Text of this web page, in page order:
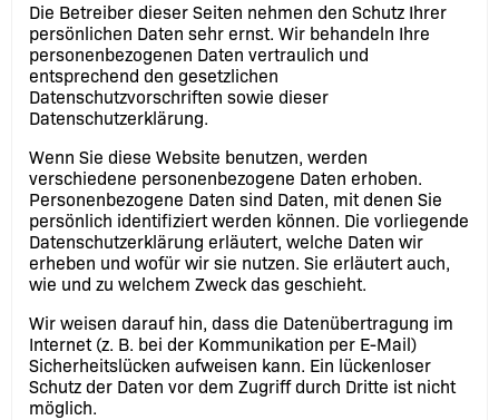
Die Betreiber dieser Seiten nehmen den Schutz Ihrer
persönlichen Daten sehr ernst. Wir behandeln Ihre
personenbezogenen Daten vertraulich und
entsprechend den gesetzlichen
Datenschutzvorschriften sowie dieser
Datenschutzerklärung.
Wenn Sie diese Website benutzen, werden
verschiedene personenbezogene Daten erhoben.
Personenbezogene Daten sind Daten, mit denen Sie
persönlich identifiziert werden können. Die vorliegende
Datenschutzerklärung erläutert, welche Daten wir
erheben und wofür wir sie nutzen. Sie erläutert auch,
wie und zu welchem Zweck das geschieht.
Wir weisen darauf hin, dass die Datenübertragung im
Internet (z. B. bei der Kommunikation per E-Mail)
Sicherheitslücken aufweisen kann. Ein lückenloser
Schutz der Daten vor dem Zugriff durch Dritte ist nicht
möglich.